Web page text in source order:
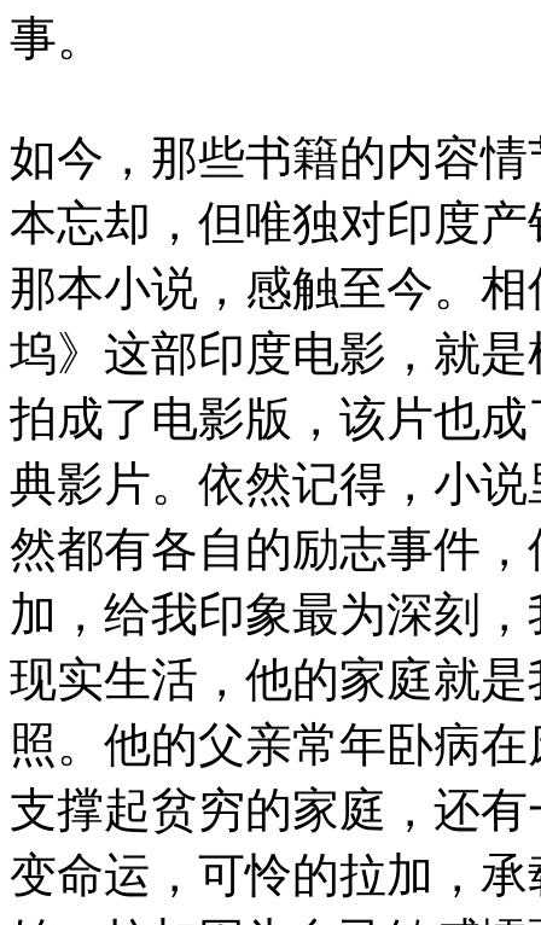
事。
如今，那些书籍的内容
本忘却，但唯独对印度
那本小说，感触至今。
坞》这部印度电影，就
拍成了电影版，该片也
典影片。依然记得，小
然都有各自的励志事件
加，给我印象最为深刻
现实生活，他的家庭就
照。他的父亲常年卧病
支撑起贫穷的家庭，还
变命运，可怜的拉加，